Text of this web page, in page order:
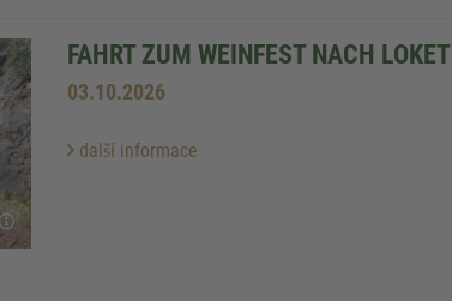
FAHRT ZUM WEINFEST NACH LOKET
03.10.2026
další informace